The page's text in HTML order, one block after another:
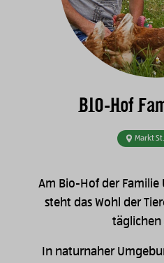
BIO-Hof
Markt
Am Bio-Hof der Familie
steht das Wohl der
täglichen
In naturnaher